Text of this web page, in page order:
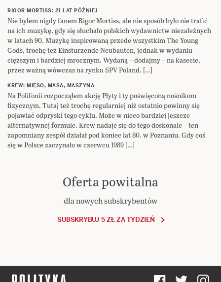
RIGOR MORTISS: 21 LAT PÓŹNIEJ
Nie byłem nigdy fanem Rigor Mortiss, ale nie sposób było nie trafić
na ich muzykę, gdy się słuchało polskich wydawnictw niezależnych
w latach 90. Muzykę inspirowaną przede wszystkim The Young
Gods, trochę też Einsturzende Neubauten, jednak w wydaniu
cięższym i bardziej mrocznym. Wydaną – dodajmy – na kasecie,
przez ważną wówczas na rynku SPV Poland. […]
KREW: MIĘSO, MASA, MASZYNA
Na Polifonii rozpocząłem akcję Płyty i ty poświęconą nośnikom
fizycznym. Tutaj też trochę regularniej niż ostatnio powinny się
pojawiać odpryski tego cyklu. Może w nieco bardziej jeszcze
alternatywnej formule. Krew nadaje się do tego doskonale – ten
zapomniany zespół działał pod koniec lat 80. w Poznaniu. Gdy coś
się w Polsce zaczynało w czerwcu 1989 […]
Oferta powitalna
dla nowych subskrybentów
SUBSKRYBUJ 5 ZŁ ZA TYDZIEŃ